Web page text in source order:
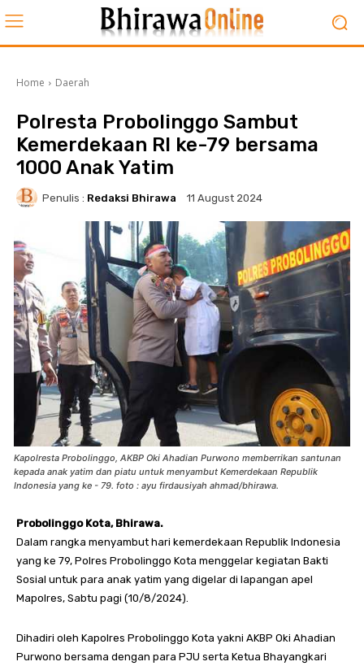
Home Daerah
Polresta Probolinggo Sambut
Kemerdekaan RI ke-79 bersama
1000 Anak Yatim
Penulis : Redaksi Bhirawa 11 August 2024
Kapolresta Probolinggo, AKBP Oki Ahadian Purwono memberrikan santunan
kepada anak yatim dan piatu untuk menyambut Kemerdekaan Republik
Indonesia yang ke - 79. foto : ayu firdausiyah ahmad/bhirawa.
Probolinggo Kota, Bhirawa.
Dalam rangka menyambut hari kemerdekaan Republik Indonesia
yang ke 79, Polres Probolinggo Kota menggelar kegiatan Bakti
Sosial untuk para anak yatim yang digelar di lapangan apel
Mapolres, Sabtu pagi (10/8/2024).
Dihadiri oleh Kapolres Probolinggo Kota yakni AKBP Oki Ahadian
Purwono bersama dengan para PJU serta Ketua Bhayangkari